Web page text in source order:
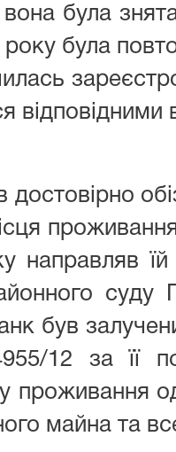
була знята
року була
достовірно
направляв
суду
був
12 за її
проживання
майна та